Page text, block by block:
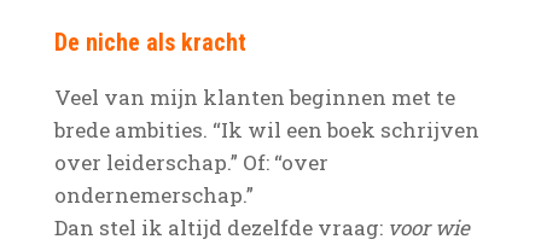
De niche als kracht
Veel van mijn klanten beginnen met te
brede ambities. “Ik wil een boek schrijven
over leiderschap.” Of: “over
ondernemerschap.”
Dan stel ik altijd dezelfde vraag: voor wie